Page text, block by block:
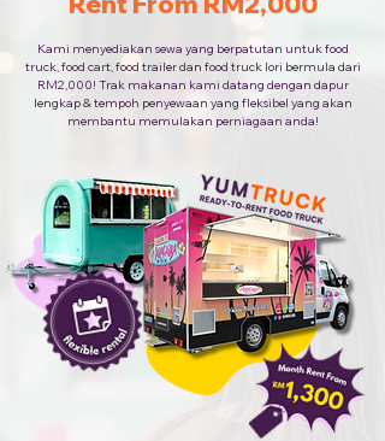
Kami menyediakan sewa yang berpatutan untuk food
truck, food cart, food trailer dan food truck lori bermula dari
RM2,000! Trak makanan kami datang dengan dapur
lengkap & tempoh penyewaan yang fleksibel yang akan
membantu memulakan perniagaan anda!